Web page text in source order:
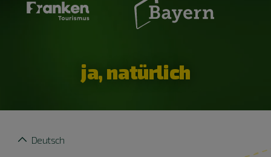
ja, natürlich
Deutsch